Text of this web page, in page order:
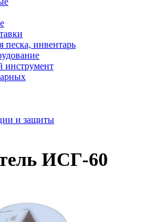
инвентарь
инструмент
и защиты
ИСГ-60